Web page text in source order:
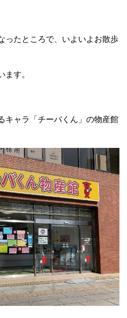
ったところで、いよいよお散歩
す。
キャラ「チーバくん」の物産館